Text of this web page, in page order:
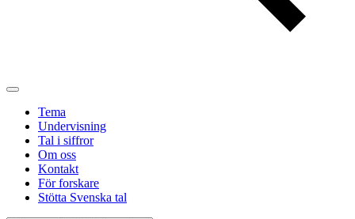
Tema
Undervisning
Tal i siffror
Om oss
Kontakt
För forskare
Stötta Svenska tal